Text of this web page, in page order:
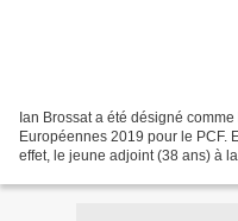
Ian Brossat a été désigné
Européennes 2019 pour le PCF.
effet, le jeune adjoint (38 ans) à